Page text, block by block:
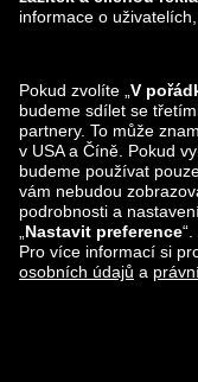
zalando-lounge.lu
zalando-lounge.lv
Sledujte nás také
na